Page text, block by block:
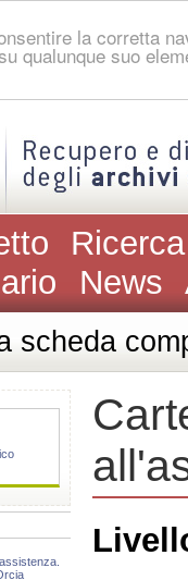
la corretta
qualunque suo
News
scheda